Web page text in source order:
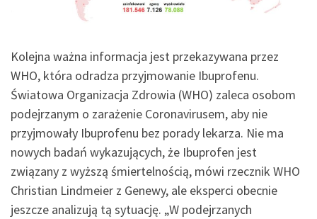
Kolejna ważna informacja jest przekazywana przez
WHO, która odradza przyjmowanie Ibuprofenu.
Światowa Organizacja Zdrowia (WHO) zaleca osobom
podejrzanym o zarażenie Coronavirusem, aby nie
przyjmowały Ibuprofenu bez porady lekarza. Nie ma
nowych badań wykazujących, że Ibuprofen jest
związany z wyższą śmiertelnością, mówi rzecznik WHO
Christian Lindmeier z Genewy, ale eksperci obecnie
jeszcze analizują tą sytuację. „W podejrzanych